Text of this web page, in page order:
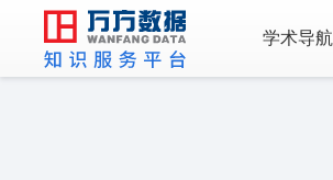
学术导航